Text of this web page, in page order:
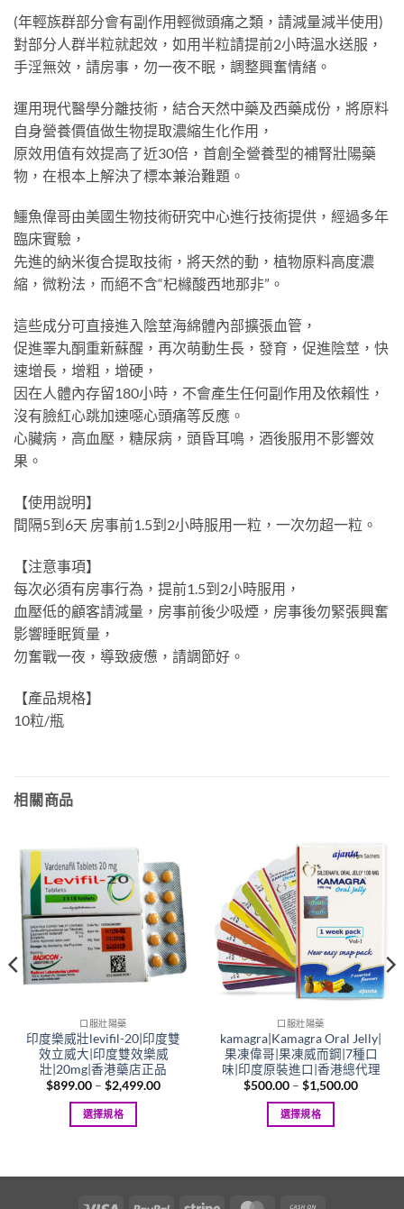
(年輕族群部分會有副作用輕微頭痛之類，請減量減半使用)
對部分人群半粒就起效，如用半粒請提前2小時溫水送服，
手淫無效，請房事，勿一夜不眠，調整興奮情緒。
運用現代醫學分離技術，結合天然中藥及西藥成份，將原料
自身營養價值做生物提取濃縮生化作用，
原效用值有效提高了近30倍，首創全營養型的補腎壯陽藥
物，在根本上解決了標本兼治難題。
鱷魚偉哥由美國生物技術研究中心進行技術提供，經過多年
臨床實驗，
先進的納米復合提取技術，將天然的動，植物原料高度濃
縮，微粉法，而絕不含“杞櫞酸西地那非”。
這些成分可直接進入陰莖海綿體內部擴張血管，
促進睪丸酮重新蘇醒，再次萌動生長，發育，促進陰莖，快
速增長，增粗，增硬，
因在人體內存留180小時，不會產生任何副作用及依賴性，
沒有臉紅心跳加速噁心頭痛等反應。
心臟病，高血壓，糖尿病，頭昏耳鳴，酒後服用不影響效
果。
【使用說明】
間隔5到6天 房事前1.5到2小時服用一粒，一次勿超一粒。
【注意事項】
每次必須有房事行為，提前1.5到2小時服用，
血壓低的顧客請減量，房事前後少吸煙，房事後勿緊張興奮
影響睡眠質量，
勿奮戰一夜，導致疲憊，請調節好。
【產品規格】
10粒/瓶
相關商品
口服壯陽藥
印度樂威壯levifil-20|印度雙
效立威大|印度雙效樂威
壯|20mg|香港藥店正品
$899.00 – $2,499.00Price
選擇規格
口服壯陽藥
kamagra|Kamagra Oral Jelly|
果凍偉哥|果凍威而鋼|7種口
味|印度原裝進口|香港總代理
$500.00 – $1,500.00Price
選擇規格